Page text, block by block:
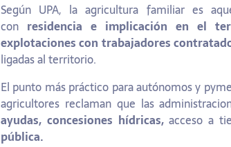
Según UPA, la agricultura familiar es
con residencia e implicación en el
explotaciones con trabajadores
ligadas al territorio.
El punto más práctico para autónomos y
agricultores reclaman que las
ayudas, concesiones hídricas,acceso a
pública.